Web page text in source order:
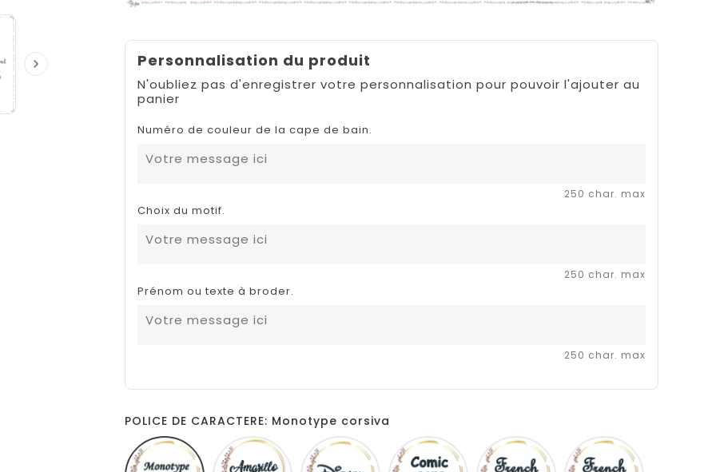
 Personnalisation du produit
N'oubliez pas d'enregistrer votre personnalisation pour pouvoir l'ajouter au
panier
Numéro de couleur de la cape de bain.
250 char. max
Choix du motif.
250 char. max
Prénom ou texte à broder.
250 char. max
POLICE DE CARACTERE: Monotype corsiva
Monotype
corsiva
Amarillo Disney
Comic
sans
French
script